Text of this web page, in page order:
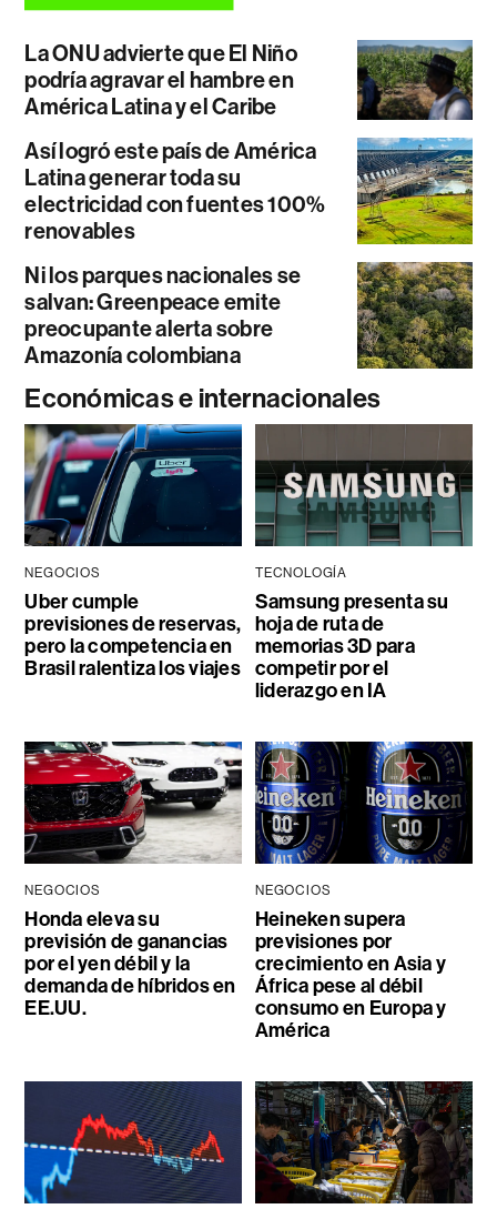
La ONU advierte que El Niño
podría agravar el hambre en
América Latina y el Caribe
Así logró este país de América
Latina generar toda su
electricidad con fuentes 100%
renovables
Ni los parques nacionales se
salvan: Greenpeace emite
preocupante alerta sobre
Amazonía colombiana
Económicas e internacionales
NEGOCIOS
Uber cumple
previsiones de reservas,
pero la competencia en
Brasil ralentiza los viajes
TECNOLOGÍA
Samsung presenta su
hoja de ruta de
memorias 3D para
competir por el
liderazgo en IA
NEGOCIOS
Honda eleva su
previsión de ganancias
por el yen débil y la
demanda de híbridos en
EE.UU.
NEGOCIOS
Heineken supera
previsiones por
crecimiento en Asia y
África pese al débil
consumo en Europa y
América